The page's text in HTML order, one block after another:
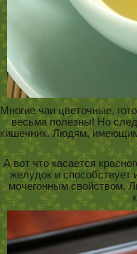
Многие чаи цветочные,
весьма полезны! Но
кишечник. Людям,
А вот что касается
желудок и способствует
мочегонным свойством.